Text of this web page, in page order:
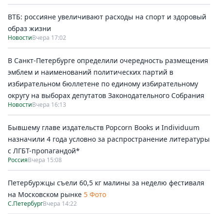
ВТБ: россияне увеличивают расходы на спорт и здоровый
образ жизни
НовостиВчера 17:02
В Санкт-Петербурге определили очередность размещения
эмблем и наименований политических партий в
избирательном бюллетене по единому избирательному
округу на выборах депутатов Законодательного Собрания
НовостиВчера 16:13
Бывшему главе издательств Popcorn Books и Individuum
назначили 4 года условно за распространение литературы
с ЛГБТ-пропагандой*
РоссияВчера 15:08
Петербуржцы съели 60,5 кг малины за неделю фестиваля
на Московском рынке 5 Фото
С.ПетербургВчера 14:22